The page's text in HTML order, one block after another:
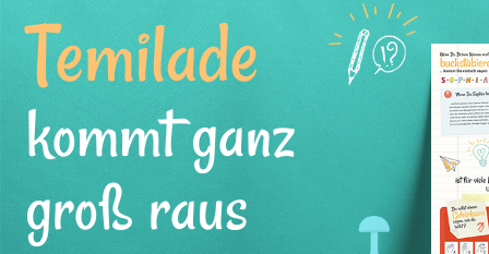
Temilade
kommt ganz
groß raus